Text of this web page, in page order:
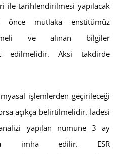
ile tarihlendirilmesi yapılacak
önce mutlaka enstitümüz
ve alınan bilgiler
edilmelidir. Aksi takdirde
işlemlerden geçirileceği
açıkça belirtilmelidir. İadesi
yapılan numune 3 ay
imha edilir. ESR